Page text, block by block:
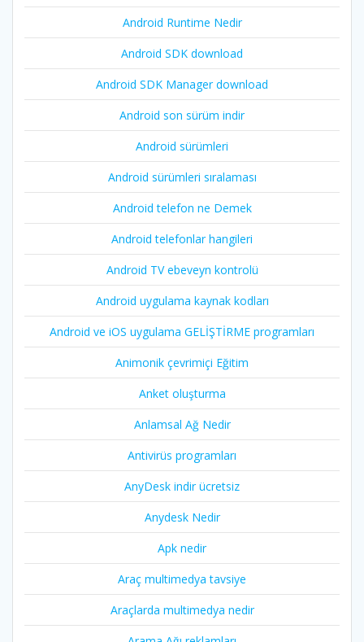
Android Runtime Nedir
Android SDK download
Android SDK Manager download
Android son sürüm indir
Android sürümleri
Android sürümleri sıralaması
Android telefon ne Demek
Android telefonlar hangileri
Android TV ebeveyn kontrolü
Android uygulama kaynak kodları
Android ve iOS uygulama GELİŞTİRME programları
Animonik çevrimiçi Eğitim
Anket oluşturma
Anlamsal Ağ Nedir
Antivirüs programları
AnyDesk indir ücretsiz
Anydesk Nedir
Apk nedir
Araç multimedya tavsiye
Araçlarda multimedya nedir